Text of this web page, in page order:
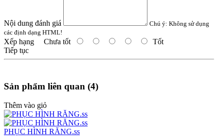
Nội dung đánh giá Chú ý: Không sử dụng
các định dạng HTML!
Xếp hạng Chưa tốt
Tốt
Tiếp tục
Sản phẩm liên quan (4)
Thêm vào giỏ
PHỤC HÌNH RĂNG.ss